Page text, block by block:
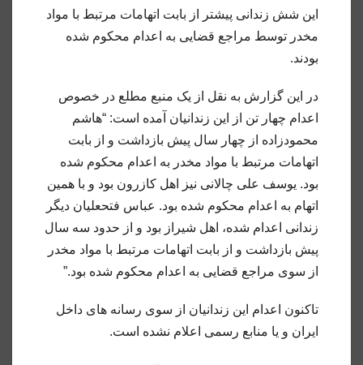
این شش زندانی پیشتر از بابت اتهامات مرتبط با مواد
مخدر توسط مراجع قضایی به اعدام محکوم شده
بودند.
در این گزارش به نقل از یک منبع مطلع در خصوص
اعدام چهار تن از این زندانیان آمده است: “هاشم
محمودزاده از چهار سال پیش بازداشت و از بابت
اتهامات مرتبط با مواد مخدر به اعدام محکوم شده
بود. یوسف علی چالانی نیز اهل کازرون بود و با همین
اتهام به اعدام محکوم شده بود. عباس فتحعلیان دیگر
زندانی اعدام شده، اهل شیراز بود و از حدود سه سال
پیش بازداشت و از بابت اتهامات مرتبط با مواد مخدر
از سوی مراجع قضایی به اعدام محکوم شده بود.”
تاکنون اعدام این زندانیان از سوی رسانه‌ های داخل
ایران و یا منابع رسمی اعلام نشده است.